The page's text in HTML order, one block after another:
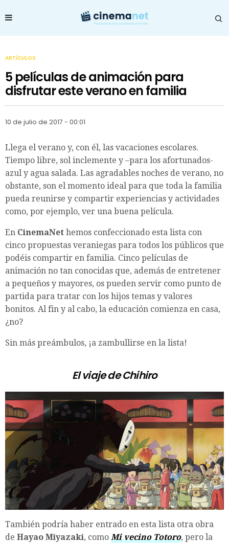
ARTÍCULOS
5 películas de animación para
disfrutar este verano en familia
10 de julio de 2017 - 00:01
Llega el verano y, con él, las vacaciones escolares.
Tiempo libre, sol inclemente y –para los afortunados-
azul y agua salada. Las agradables noches de verano, no
obstante, son el momento ideal para que toda la familia
pueda reunirse y compartir experiencias y actividades
como, por ejemplo, ver una buena película.
En CinemaNet hemos confeccionado esta lista con
cinco propuestas veraniegas para todos los públicos que
podéis compartir en familia. Cinco películas de
animación no tan conocidas que, además de entretener
a pequeños y mayores, os pueden servir como punto de
partida para tratar con los hijos temas y valores
bonitos. Al fin y al cabo, la educación comienza en casa,
¿no?
Sin más preámbulos, ¡a zambullirse en la lista!
El viaje de Chihiro
También podría haber entrado en esta lista otra obra
de Hayao Miyazaki, como Mi vecino Totoro, pero la